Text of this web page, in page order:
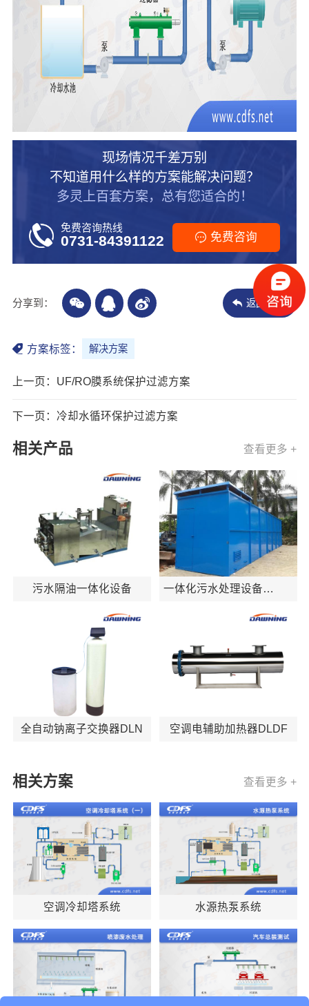
现场情况千差万别
不知道用什么样的方案能解决问题？
多灵上百套方案，总有您适合的！
免费咨询热线
0731-84391122 免费咨询
分享到： 返回列表
方案标签： 解决方案
上一页：UF/RO膜系统保护过滤方案
下一页：冷却水循环保护过滤方案
相关产品 查看更多 +
污水隔油一体化设备
一体化污水处理设备
全自动钠离子交换器DLN 空调电辅助加热器DLDF
相关方案 查看更多 +
空调冷却塔系统 水源热泵系统